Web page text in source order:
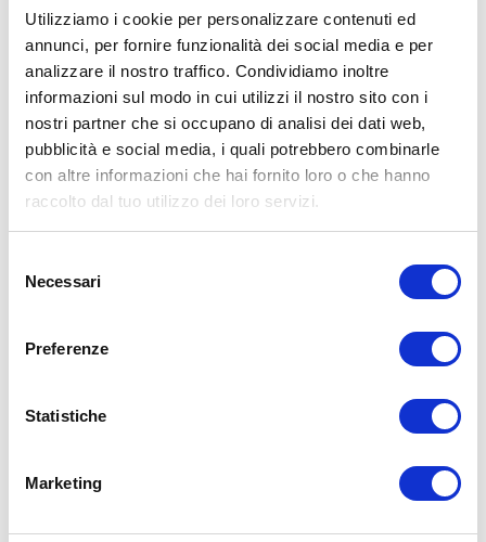
Utilizziamo i cookie per personalizzare contenuti ed
annunci, per fornire funzionalità dei social media e per
analizzare il nostro traffico. Condividiamo inoltre
informazioni sul modo in cui utilizzi il nostro sito con i
nostri partner che si occupano di analisi dei dati web,
pubblicità e social media, i quali potrebbero combinarle
con altre informazioni che hai fornito loro o che hanno
raccolto dal tuo utilizzo dei loro servizi.
delNecessari
Preferenze
Statistiche
Marketing
15WORKOUT
Addominali(99)